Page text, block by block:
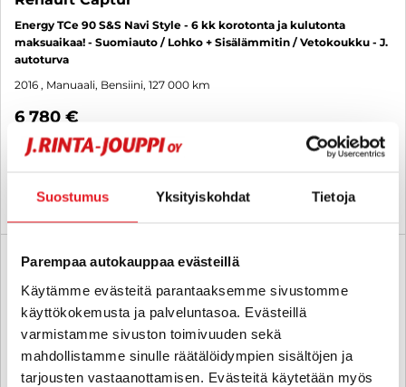
Suostumus Yksityiskohdat Tietoja
Parempaa autokauppaa evästeillä
Käytämme evästeitä parantaaksemme sivustomme
käyttökokemusta ja palveluntasoa. Evästeillä
varmistamme sivuston toimivuuden sekä
mahdollistamme sinulle räätälöidympien sisältöjen ja
tarjousten vastaanottamisen. Evästeitä käytetään myös
Energy TCe 90 S&S Navi Style - 6 kk korotonta ja kulutonta
maksuaikaa! - Suomiauto / Lohko + Sisälämmitin / Vetokoukku - J.
autoturva
2016 , Manuaali, Bensiini, 127 000 km
6 780 €
alk. 117 € / kk
lahti
KATSO TIEDOT WHATSAPP
6 kk korotonta ja kulutonta